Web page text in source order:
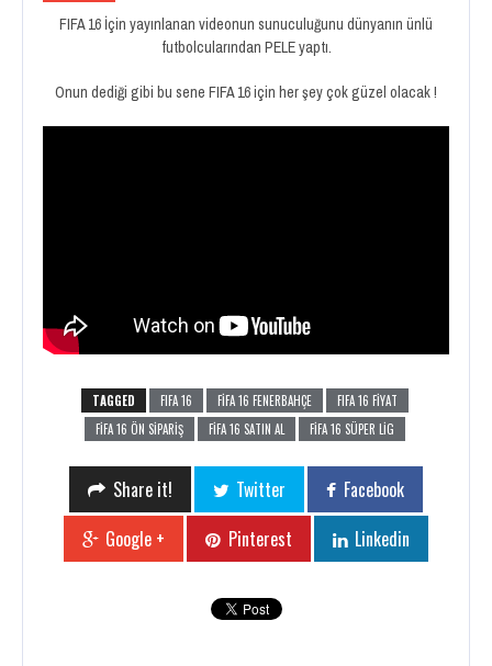
FIFA 16 İçin yayınlanan videonun sunuculuğunu dünyanın ünlü
futbolcularından PELE yaptı.
Onun dediği gibi bu sene FIFA 16 için her şey çok güzel olacak !
TAGGED FIFA 16 FIFA 16 FENERBAHÇE
FIFA 16 FİYAT
FIFA 16 ÖN SIPARIŞ
FIFA 16 SATIN AL FIFA 16 SÜPER LIG
Share it! Twitter
Facebook
Google +
Pinterest Linkedin